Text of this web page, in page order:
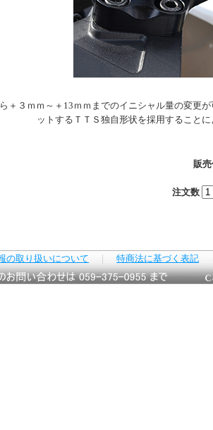
＋３ｍｍ～＋13ｍｍまでのイニシャル量の変更
ットするＴＴＳ独自形状を採用すること
販
注文数
の取り扱いについて 特商法に基づく表記